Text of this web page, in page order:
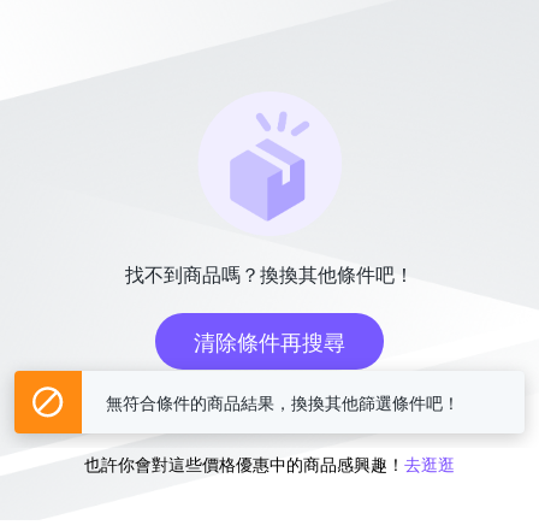
找不到商品嗎？換換其他條件吧！
清除條件再搜尋
或
也許你會對這些價格優惠中的商品感興趣！ 去逛逛
無符合條件的商品結果，換換其他篩選條件吧！